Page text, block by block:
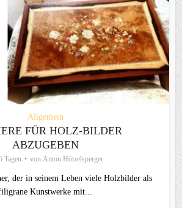
Allgemein
FÜR HOLZ-BILDER
ABZUGEBEN
Tagen von Anton Hötzelsperger
der in seinem Leben viele Holzbilder als
Kunstwerke mit...